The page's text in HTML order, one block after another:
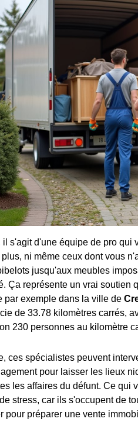
il s'agit d'une équipe de pro
ni même ceux dont vous
jusqu'aux meubles
Ça représente un vrai soutien
par exemple dans la ville de
de 33.78 kilomètres carrés,
230 personnes au kilomètre
ces spécialistes peuvent
pour laisser les lieux
les affaires du défunt. Ce qui
stress, car ils s'occupent de
pour préparer une vente